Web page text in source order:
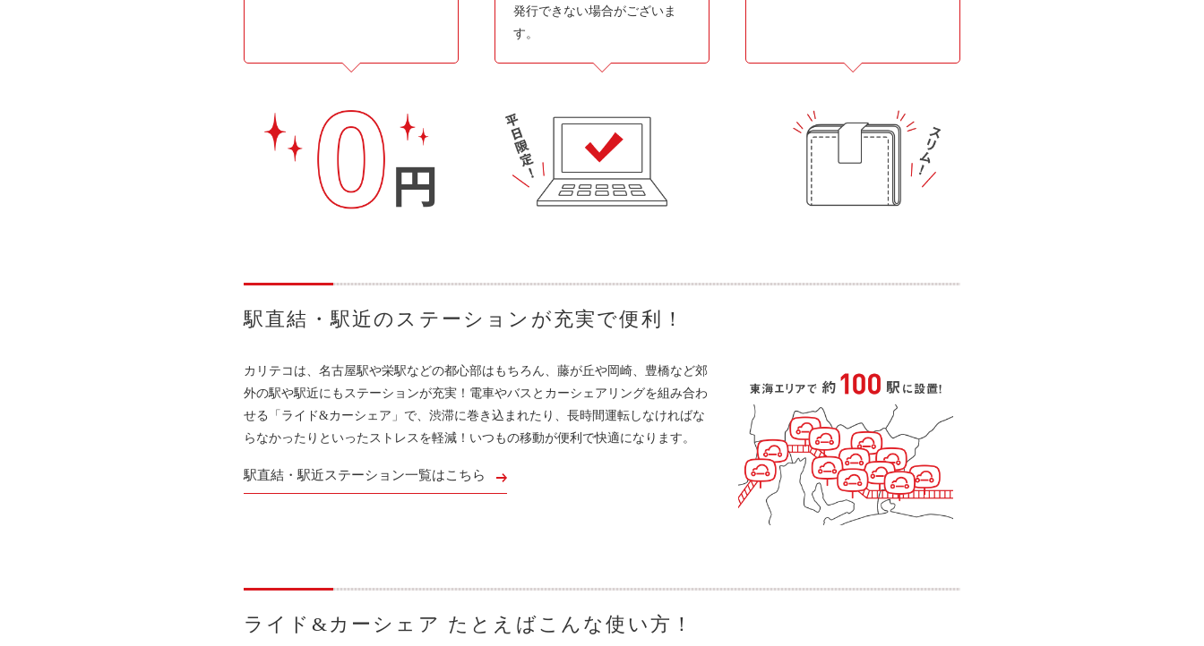
発行できない場合がございま
す。
駅直結・駅近のステーションが充実で便利！
カリテコは、名古屋駅や栄駅などの都心部はもちろん、藤が丘や岡崎、豊橋など郊
外の駅や駅近にもステーションが充実！電車やバスとカーシェアリングを組み合わ
せる「ライド&カーシェア」で、渋滞に巻き込まれたり、長時間運転しなければな
らなかったりといったストレスを軽減！いつもの移動が便利で快適になります。
駅直結・駅近ステーション一覧はこちら
ライド&カーシェア たとえばこんな使い方！